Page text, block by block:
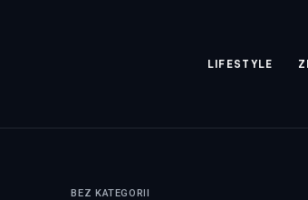
LIFESTYLE
BEZ KATEGORII